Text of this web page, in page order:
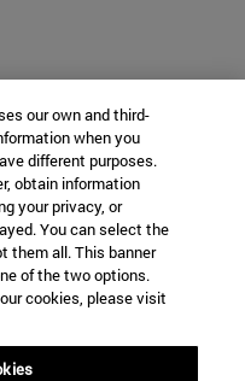
our own and third-
when you
different purposes.
obtain information
your privacy, or
You can select the
them all. This banner
of the two options.
cookies, please visit